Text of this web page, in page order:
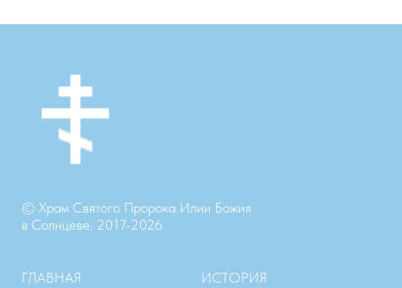
© Храм Святого Пророка Илии Божия
в Солнцеве. 2017-2026
ГЛАВНАЯ
ИСТОРИЯ